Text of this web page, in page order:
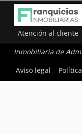
Atención al cliente
Inmobiliaria de
Aviso legal